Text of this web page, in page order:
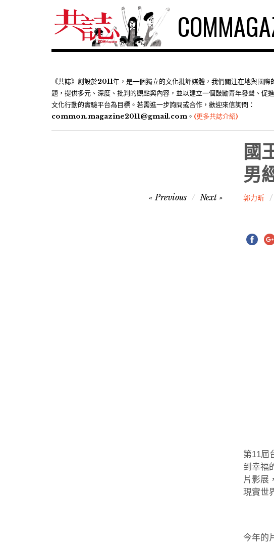
《共誌》創設於2011年，是一個獨立的文化批評媒體，我們關注在地與國際
題，提供多元、深度、批判的觀點與內容，並以建立一個鼓勵青年發聲、促
文化行動的實驗平台為目標。若需進一步詢問或合作，歡迎來信詢問：
common.magazine2011@gmail.com。 (更多共誌介紹)
國
男
郭力昕
Previous Next
第11屆
到幸福
片影展
現實世
今年的